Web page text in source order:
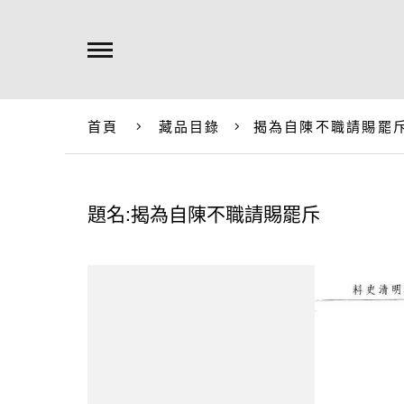
首頁 藏品目錄 揭為自陳不職請賜罷
題名:揭為自陳不職請賜罷斥